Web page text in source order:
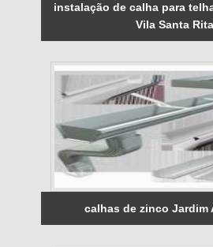
instalação de calha para
Vila Santa Rita
calhas de zinco Jardim